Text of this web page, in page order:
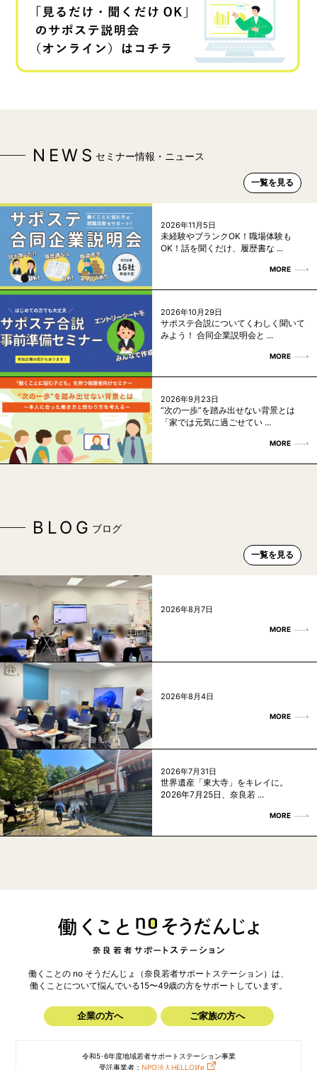
NEWS セミナー情報・ニュース
一覧を見る
2026年11月5日
未経験やブランクOK！職場体験も
OK！話を聞くだけ、履歴書な ...
MORE
2026年10月29日
サポステ合説についてくわしく聞いて
みよう！ 合同企業説明会と ...
MORE
2026年9月23日
“次の一歩”を踏み出せない背景とは
「家では元気に過ごせてい ...
MORE
BLOG ブログ
一覧を見る
2026年8月7日
MORE
2026年8月4日
MORE
2026年7月31日
世界遺産「東大寺」をキレイに。
2026年7月25日、奈良若 ...
MORE
働くことの no そうだんじょ（奈良若者サポートステーション）は、
働くことについて悩んでいる15〜49歳の方をサポートしています。
企業の方へ ご家族の方へ
令和5･6年度地域若者サポートステーション事業
受託事業者： NPO法人HELLOlife